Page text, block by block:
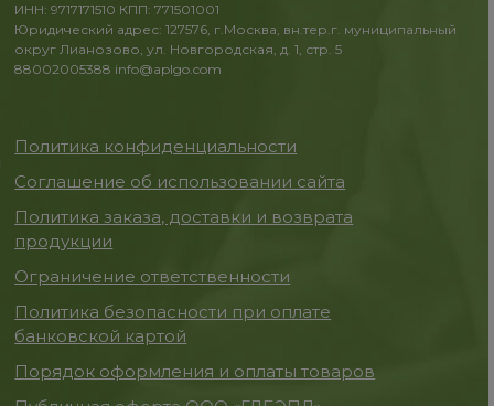
ИНН: 9717171510 КПП: 771501001
Юридический адрес: 127576, г.Москва, вн.тер.г. муниципальный
округ Лианозово, ул. Новгородская, д. 1, стр. 5
88002005388 info@aplgo.com
Политика конфиденциальности
Соглашение об использовании сайта
Политика заказа, доставки и возврата
продукции
Ограничение ответственности
Политика безопасности при оплате
банковской картой
Порядок оформления и оплаты товаров